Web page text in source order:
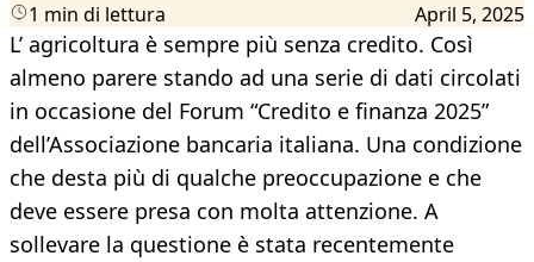
1 min di lettura April 5, 2025
L’ agricoltura è sempre più senza credito. Così
almeno parere stando ad una serie di dati circolati
in occasione del Forum “Credito e finanza 2025”
dell’Associazione bancaria italiana. Una condizione
che desta più di qualche preoccupazione e che
deve essere presa con molta attenzione. A
sollevare la questione è stata recentemente